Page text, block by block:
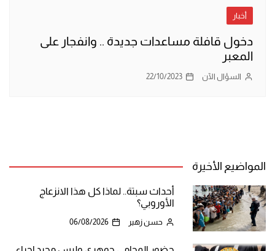
أخبار
دخول قافلة مساعدات جديدة .. وانفجار على
المعبر
السؤال الآن 22/10/2023
المواضيع الأخيرة
أحداث سبتة.. لماذا كل هذا الانزعاج
الأوروبي؟
حسن زهير 06/08/2026